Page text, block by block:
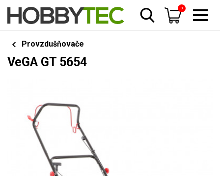
0
Provzdušňovače
VeGA GT 5654